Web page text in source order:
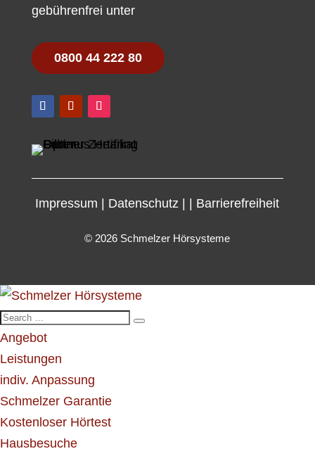
gebührenfrei unter
0800 44 222 80
Impressum | Datenschutz | | Barrierefreiheit
© 2026 Schmelzer Hörsysteme
Angebot
Leistungen
indiv. Anpassung
Schmelzer Garantie
Kostenloser Hörtest
Hausbesuche